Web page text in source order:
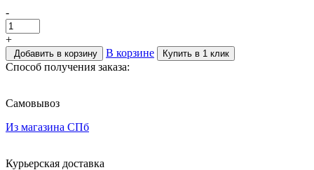
-
+
Добавить в корзину В корзине Купить в 1 клик
Способ получения заказа:
Самовывоз
Из магазина СПб
Курьерская доставка